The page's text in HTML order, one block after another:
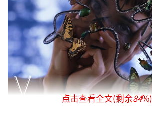
点击查看全文(剩余84%)